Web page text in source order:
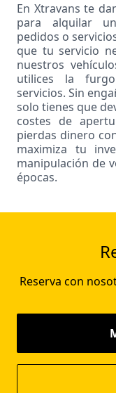
En Xtravans te
para alquilar
pedidos o
que tu servicio
nuestros
utilices la
servicios. Sin
solo tienes que
costes de
pierdas dinero
maximiza tu
manipulación de
épocas.
Reserva con